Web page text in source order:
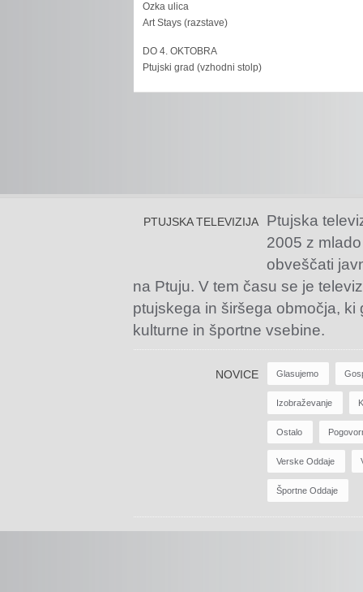
Ozka ulica
Art Stays (razstave)
DO 4. OKTOBRA
Ptujski grad (vzhodni stolp)
PTUJSKA TELEVIZIJA
Ptujska
2005 z
obveščati
na Ptuju. V tem času se je
ptujskega in širšega območja,
kulturne in športne vsebine.
NOVICE Glasujemo
Izobraževanje
Ostalo
Verske Oddaje
Športne Oddaje